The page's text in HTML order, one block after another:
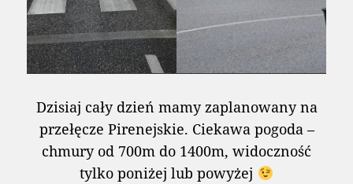
Dzisiaj cały dzień mamy zaplanowany na
przełęcze Pirenejskie. Ciekawa pogoda –
chmury od 700m do 1400m, widoczność
tylko poniżej lub powyżej